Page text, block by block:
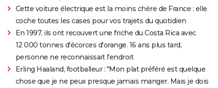
Cette voiture électrique est la moins chère de France : elle
coche toutes les cases pour vos trajets du quotidien
En 1997, ils ont recouvert une friche du Costa Rica avec
12 000 tonnes d'écorces d'orange. 16 ans plus tard,
personne ne reconnaissait l'endroit
Erling Haaland, footballeur : "Mon plat préféré est quelque
chose que je ne peux presque jamais manger. Mais je dois